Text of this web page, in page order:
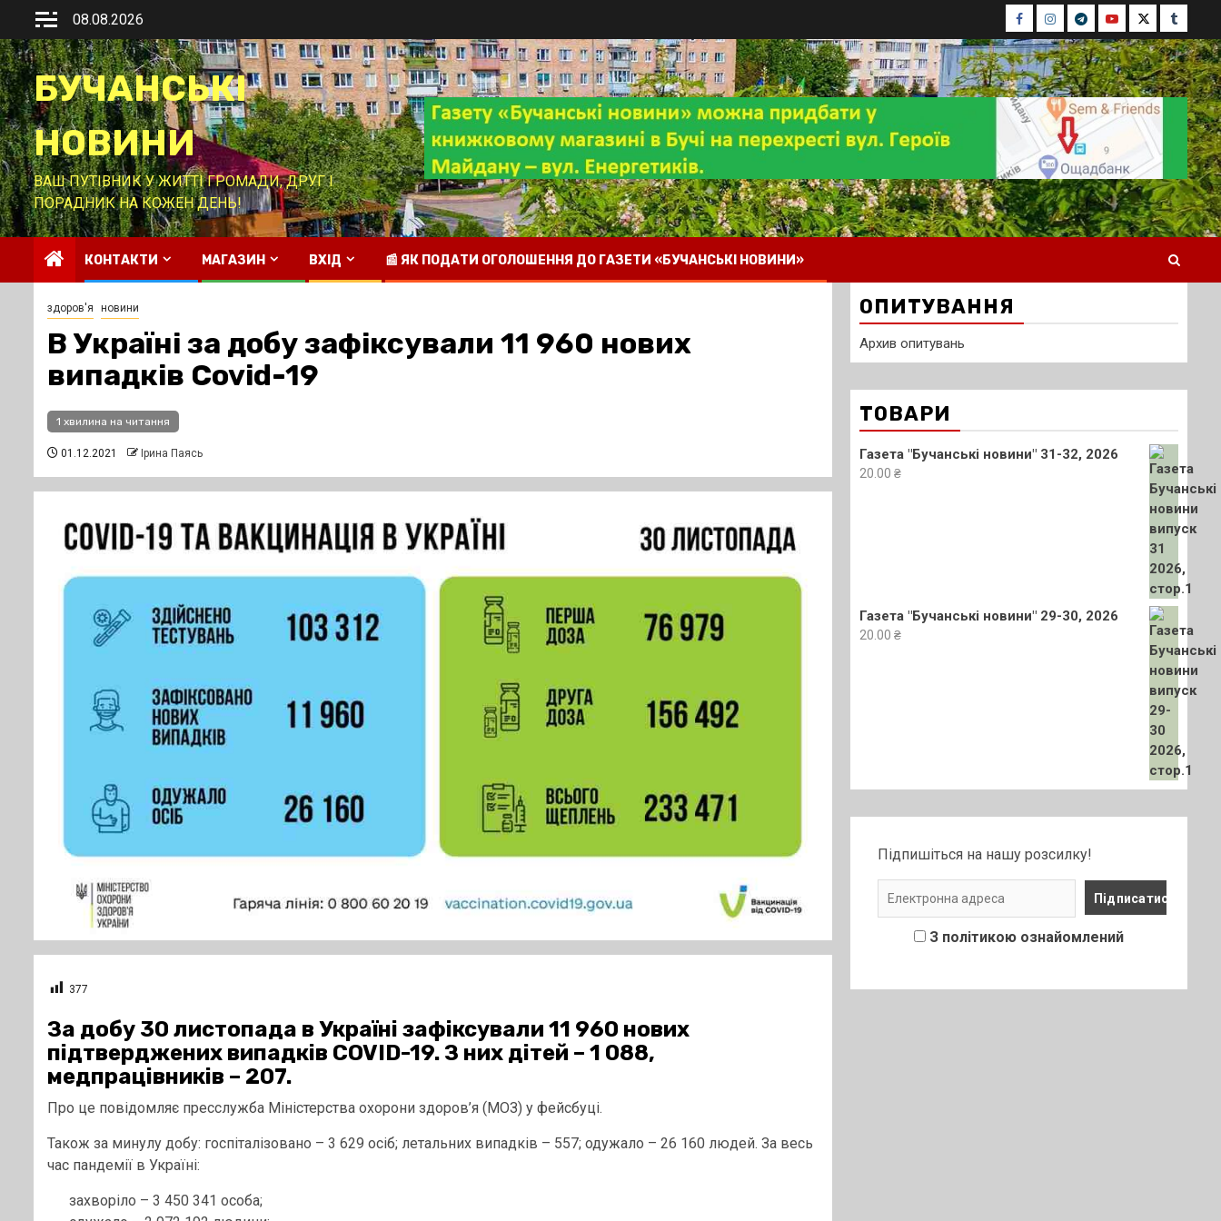
Перейти
вмісту
08.08.2026 Facebook
Instagram
TelegramYoutubeTwitterTumblr
БУЧАНСЬКІ
НОВИНИ
ВАШ ПУТІВНИК У ЖИТТІ ГРОМАДИ, ДРУГ І
ПОРАДНИК НА КОЖЕН ДЕНЬ!
КОНТАКТИ МАГАЗИН ВХІД 📰 ЯК ПОДАТИ ОГОЛОШЕННЯ ДО ГАЗЕТИ «БУЧАНСЬКІ НОВИНИ»
здоров'я новини
В Україні за добу зафіксували 11 960 нових
випадків Covid-19
1 хвилина на читання
01.12.2021 Ірина Паясь
377
За добу 30 листопада в Україні зафіксували 11 960 нових
підтверджених випадків COVID-19. З них дітей – 1 088,
медпрацівників – 207.
Про це повідомляє пресслужба Міністерства охорони здоров’я (МОЗ) у фейсбуці.
Також за минулу добу: госпіталізовано – 3 629 осіб; летальних випадків – 557; одужало – 26 160 людей. За весь
час пандемії в Україні:
захворіло – 3 450 341 особа;
ОПИТУВАННЯ
Архив опитувань
ТОВАРИ
Газета "Бучанські новини" 31-32, 2026
20.00 ₴
Газета "Бучанські новини" 29-30, 2026
20.00 ₴
Підпишіться на нашу розсилку!
З політикою ознайомлений